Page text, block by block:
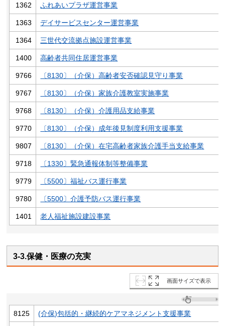
1362 ふれあいプラザ運営事業
1363 デイサービスセンター運営事業
1364 三世代交流拠点施設運営事業
1400 高齢者共同住居運営事業
9766 〔8130〕（介保）高齢者安否確認見守り事業
9767 〔8130〕（介保）家族介護教室実施事業
9768 〔8130〕（介保）介護用品支給事業
9770 〔8130〕（介保）成年後見制度利用支援事業
9807 〔8130〕（介保）在宅高齢者家族介護手当支給事業
9718 〔1330〕緊急通報体制等整備事業
9779 〔5500〕福祉バス運行事業
9780 〔5500〕介護予防バス運行事業
1401 老人福祉施設建設事業
3-3.保健・医療の充実
画面サイズで表示
8125 (介保)包括的・継続的ケアマネジメント支援事業